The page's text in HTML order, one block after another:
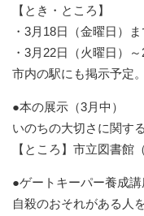
【とき・ところ】
・3月18日（金曜日）
・3月22日（火曜日）
市内の駅にも掲示予定。
●本の展示（3月中）
いのちの大切さに関す
【ところ】市立図書館
●ゲートキーパー養成講
自殺のおそれがある人